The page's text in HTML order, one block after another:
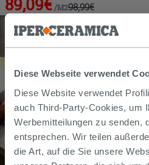
Diese Webseite verwendet
Diese Website verwendet
auch Third-Party-Cookies, um
Werbemitteilungen zu senden,
entsprechen. Wir teilen
die Art, auf die Sie unsere
89,09€ /M298,99€